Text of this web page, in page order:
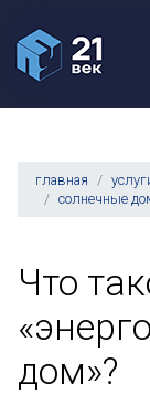
главная
солнечные
Что
дом»?